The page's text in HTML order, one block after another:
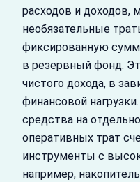
расходов и доходов,
необязательные
фиксированную
в резервный фонд.
чистого дохода, в
финансовой
средства на
оперативных трат
инструменты с
например,